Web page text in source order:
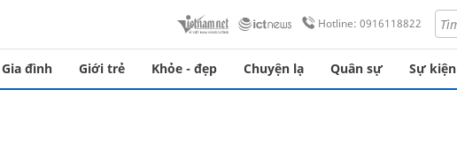
Hotline: 0916118822
Gia đình Giới trẻ Khỏe - đẹp Chuyện lạ Quân sự Sự kiện